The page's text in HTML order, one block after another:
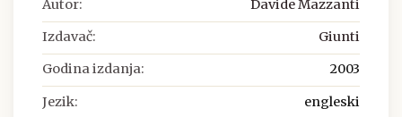
Autor: Davide Mazzanti
Izdavač: Giunti
Godina izdanja: 2003
Jezik: engleski